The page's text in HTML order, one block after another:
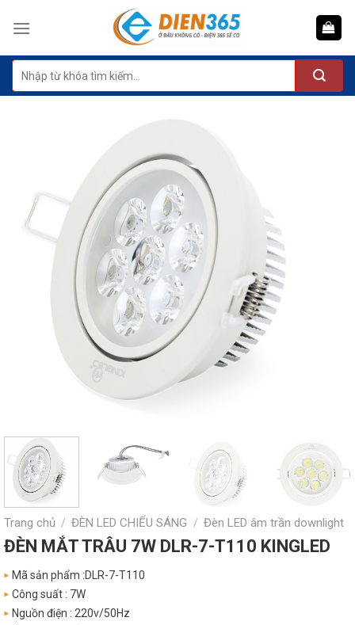
Tìm
kiếm:
Trang chủ / ĐÈN LED CHIẾU SÁNG / Đèn LED âm trần downlight
ĐÈN MẮT TRÂU 7W DLR-7-T110 KINGLED
Mã sản phẩm :DLR-7-T110
Công suất : 7W
Nguồn điện : 220v/50Hz